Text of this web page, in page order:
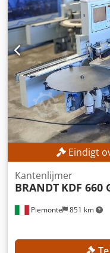
Eindigt
Piemonte 851 km
Kantenlijmer
BRANDT KDF 660